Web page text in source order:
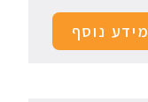
מידע נוסף